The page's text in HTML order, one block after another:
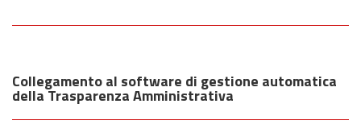
Collegamento al software di gestione automatica
della Trasparenza Amministrativa